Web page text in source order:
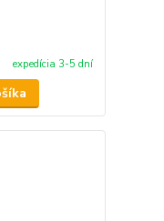
expedícia 3-5 dní